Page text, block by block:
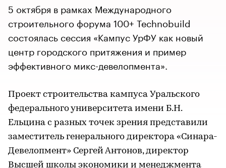
5 октября в рамках Международного
строительного форума 100+ Technobuild
состоялась сессия «Кампус УрФУ как новый
центр городского притяжения и пример
эффективного микс-девелопмента».
Проект строительства кампуса Уральского
федерального университета имени Б.Н.
Ельцина с разных точек зрения представили
заместитель генерального директора «Синара-
Девелопмент» Сергей Антонов, директор
Высшей школы экономики и менеджмента